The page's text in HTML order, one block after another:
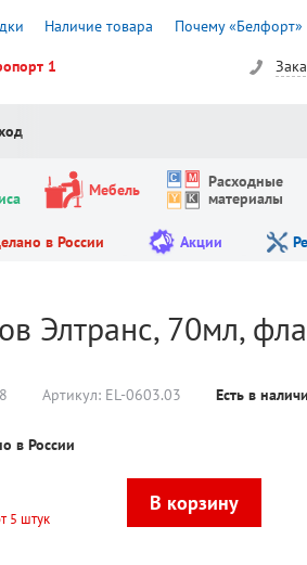
Наличие товара Почему «Белфорт»
1
Мебель
Расходные
материалы
в России Акции
Элтранс, 70мл,
Артикул: EL-0603.03 Есть в
в России
5 штук